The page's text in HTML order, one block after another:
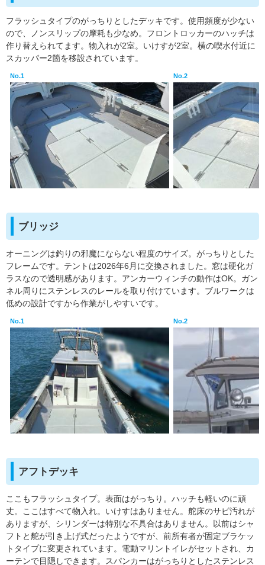
フラッシュタイプのがっちりとしたデッキです。使用頻度が少ない
ので、ノンスリップの摩耗も少なめ。フロントロッカーのハッチは
作り替えられてます。物入れが2室。いけすが2室。横の喫水付近に
スカッパー2箇を移設されています。
No.1 No.2
ブリッジ
オーニングは釣りの邪魔にならない程度のサイズ。がっちりとした
フレームです。テントは2026年6月に交換されました。窓は硬化ガ
ラスなので透明感があります。アンカーウィンチの動作はOK。ガン
ネル周りにステンレスのレールを取り付けています。ブルワークは
低めの設計ですから作業がしやすいです。
No.1 No.2
アフトデッキ
ここもフラッシュタイプ。表面はがっちり。ハッチも軽いのに頑
丈。ここはすべて物入れ。いけすはありません。舵床のサビ汚れが
ありますが、シリンダーは特別な不具合はありません。以前はシャ
フトと舵が引き上げ式だったようですが、前所有者が固定ブラケッ
トタイプに変更されています。電動マリントイレがセットされ、カ
ーテンで目隠しできます。スパンカーはがっちりとしたステンレス